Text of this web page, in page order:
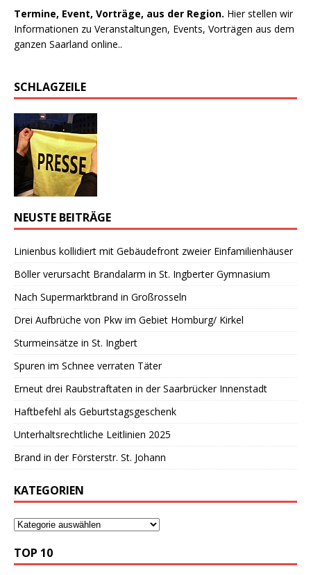
Termine, Event, Vorträge, aus der Region. Hier stellen wir
Informationen zu Veranstaltungen, Events, Vorträgen aus dem
ganzen Saarland online..
SCHLAGZEILE
NEUSTE BEITRÄGE
Linienbus kollidiert mit Gebäudefront zweier Einfamilienhäuser
Böller verursacht Brandalarm in St. Ingberter Gymnasium
Nach Supermarktbrand in Großrosseln
Drei Aufbrüche von Pkw im Gebiet Homburg/ Kirkel
Sturmeinsätze in St. Ingbert
Spuren im Schnee verraten Täter
Erneut drei Raubstraftaten in der Saarbrücker Innenstadt
Haftbefehl als Geburtstagsgeschenk
Unterhaltsrechtliche Leitlinien 2025
Brand in der Försterstr. St. Johann
KATEGORIEN
TOP 10